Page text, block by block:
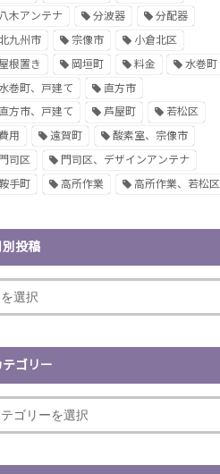
八木アンテナ
分波器
分配器
北九州市
宗像市
小倉北区
屋根置き
岡垣町 料金
水巻町
巻町、戸建て
直方市
直方市、戸建て
芦屋町
若松区
費用
遠賀町
酸素室、宗像市
門司区
門司区、デザインアンテナ
手町
高所作業 高所作業、若松区
別投稿
テゴリー